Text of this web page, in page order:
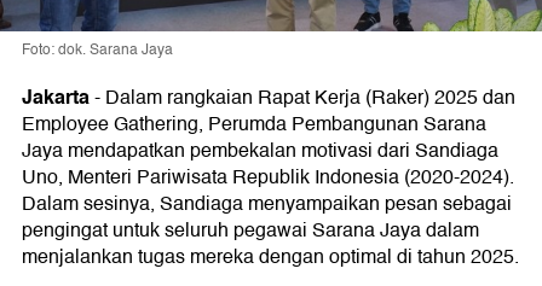
Foto: dok. Sarana Jaya
Jakarta-Dalam rangkaian Rapat Kerja (Raker) 2025 dan
Employee Gathering, Perumda Pembangunan Sarana
Jaya mendapatkan pembekalan motivasi dari Sandiaga
Uno, Menteri Pariwisata Republik Indonesia (2020-2024).
Dalam sesinya, Sandiaga menyampaikan pesan sebagai
pengingat untuk seluruh pegawai Sarana Jaya dalam
menjalankan tugas mereka dengan optimal di tahun 2025.